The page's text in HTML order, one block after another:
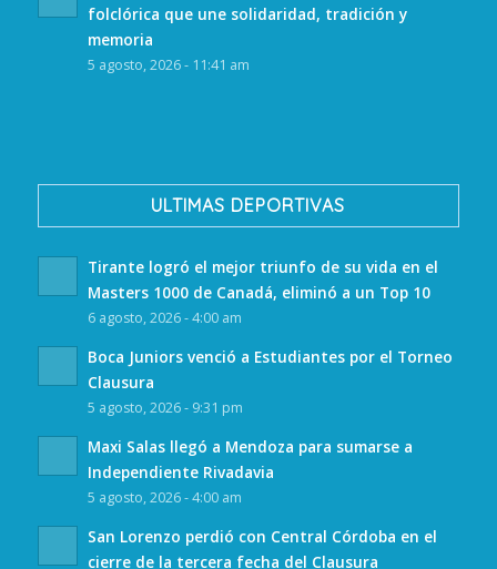
folclórica que une solidaridad, tradición y
memoria
5 agosto, 2026 - 11:41 am
ULTIMAS DEPORTIVAS
Tirante logró el mejor triunfo de su vida en el
Masters 1000 de Canadá, eliminó a un Top 10
6 agosto, 2026 - 4:00 am
Boca Juniors venció a Estudiantes por el Torneo
Clausura
5 agosto, 2026 - 9:31 pm
Maxi Salas llegó a Mendoza para sumarse a
Independiente Rivadavia
5 agosto, 2026 - 4:00 am
San Lorenzo perdió con Central Córdoba en el
cierre de la tercera fecha del Clausura